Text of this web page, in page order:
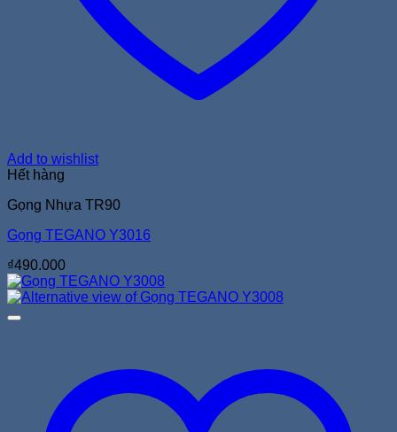
Add to wishlist
Hết hàng
Gọng Nhựa TR90
Gọng TEGANO Y3016
₫490.000